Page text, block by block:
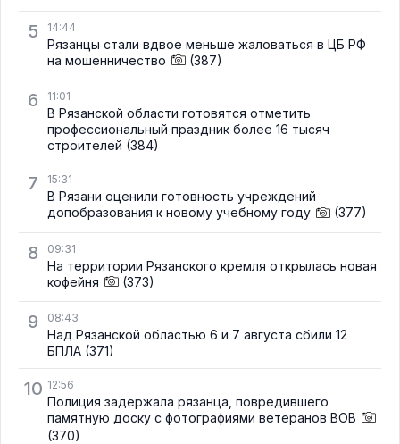
5 14:44
Рязанцы стали вдвое меньше жаловаться в ЦБ РФ
на мошенничество
(387)
6 11:01
В Рязанской области готовятся отметить
профессиональный праздник более 16 тысяч
строителей (384)
7 15:31
В Рязани оценили готовность учреждений
допобразования к новому учебному году
(377)
8 09:31
На территории Рязанского кремля открылась новая
кофейня
(373)
9 08:43
Над Рязанской областью 6 и 7 августа сбили 12
БПЛА (371)
10 12:56
Полиция задержала рязанца, повредившего
памятную доску с фотографиями ветеранов ВОВ
(370)